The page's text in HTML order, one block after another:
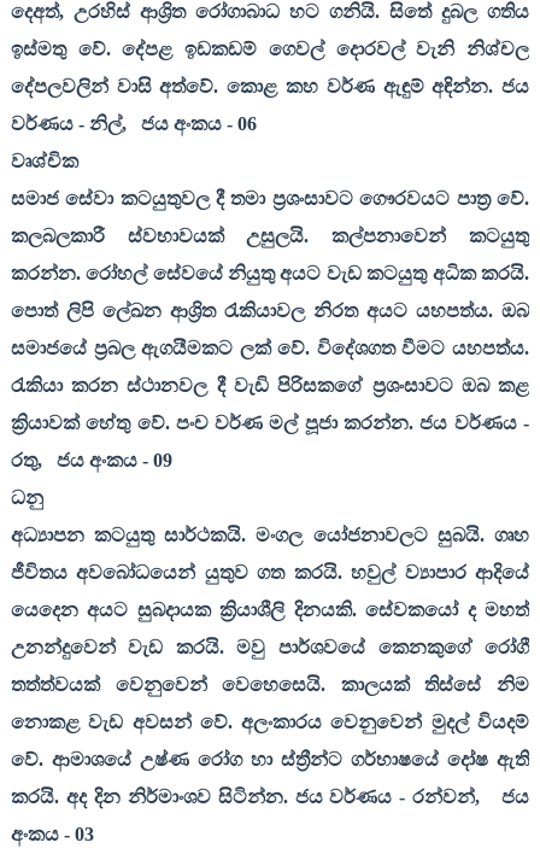
දෙඅත්, උරහිස් ආශ්‍රිත රෝගාබාධ හට ගනියි. සිතේ දුබල ගතිය
ඉස්මතු වේ. දේපළ ඉඩකඩම් ගෙවල් දොරවල් වැනි නිශ්චල
දේපලවලින් වාසි අත්වේ. කොළ කහ වර්ණ ඇඳුම් අඳින්න. ජය
වර්ණය - නිල්, ජය අංකය - 06
වෘශ්චික
සමාජ සේවා කටයුතුවල දී තමා ප්‍රශංසාවට ගෞරවයට පාත්‍ර වේ.
කලබලකාරී ස්වභාවයක් උසුලයි. කල්පනාවෙන් කටයුතු
කරන්න. රෝහල් සේවයේ නියුතු අයට වැඩ කටයුතු අධික කරයි.
පොත් ලිපි ලේඛන ආශ්‍රිත රැකියාවල නිරත අයට යහපත්ය. ඔබ
සමාජයේ ප්‍රබල ඇගයීමකට ලක් වේ. විදේශගත වීමට යහපත්ය.
රැකියා කරන ස්ථානවල දී වැඩි පිරිසකගේ ප්‍රශංසාවට ඔබ කළ
ක්‍රියාවක් හේතු වේ. පංච වර්ණ මල් පූජා කරන්න. ජය වර්ණය -
රතු, ජය අංකය - 09
ධනු
අධ්‍යාපන කටයුතු සාර්ථකයි. මංගල යෝජනාවලට සුබයි. ගෘහ
ජීවිතය අවබෝධයෙන් යුතුව ගත කරයි. හවුල් ව්‍යාපාර ආදියේ
යෙදෙන අයට සුබදායක ක්‍රියාශීලි දිනයකි. සේවකයෝ ද මහත්
උනන්දුවෙන් වැඩ කරයි. මවු පාර්ශවයේ කෙනකුගේ රෝගී
තත්ත්වයක් වෙනුවෙන් වෙහෙසෙයි. කාලයක් තිස්සේ නිම
නොකළ වැඩ අවසන් වේ. අලංකාරය වෙනුවෙන් මුදල් වියදම්
වේ. ආමාශයේ උෂ්ණ රෝග හා ස්ත්‍රීන්ට ගර්භාෂයේ දෝෂ ඇති
කරයි. අද දින නිර්මාංශව සිටින්න. ජය වර්ණය - රන්වන්,
ජය
අංකය - 03